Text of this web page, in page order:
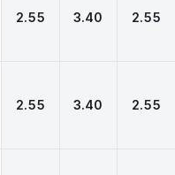
2.55 3.40 2.55
2.55 3.40 2.55